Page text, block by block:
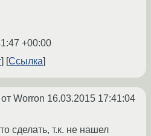
+00:00
Ссылка
от Worron 16.03.2015 17:41:04
сделать, т.к. не нашел